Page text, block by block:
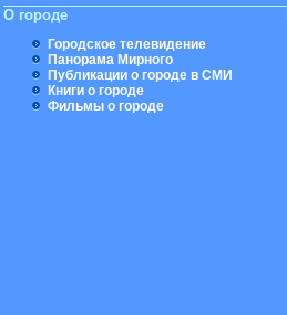
О городе
Городское телевидение
Панорама Мирного
Публикации о городе в СМИ
Книги о городе
Фильмы о городе